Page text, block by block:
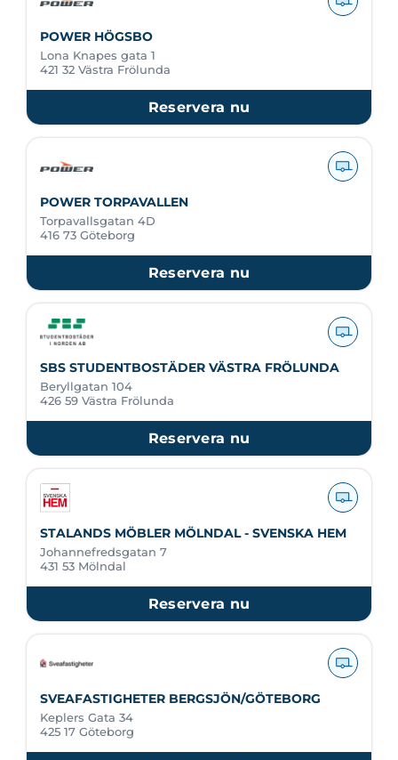
POWER HÖGSBO
Lona Knapes gata 1
421 32 Västra Frölunda
Reservera nu
POWER TORPAVALLEN
Torpavallsgatan 4D
416 73 Göteborg
Reservera nu
SBS STUDENTBOSTÄDER VÄSTRA FRÖLUNDA
Beryllgatan 104
426 59 Västra Frölunda
Reservera nu
STALANDS MÖBLER MÖLNDAL - SVENSKA HEM
Johannefredsgatan 7
431 53 Mölndal
Reservera nu
SVEAFASTIGHETER BERGSJÖN/GÖTEBORG
Keplers Gata 34
425 17 Göteborg